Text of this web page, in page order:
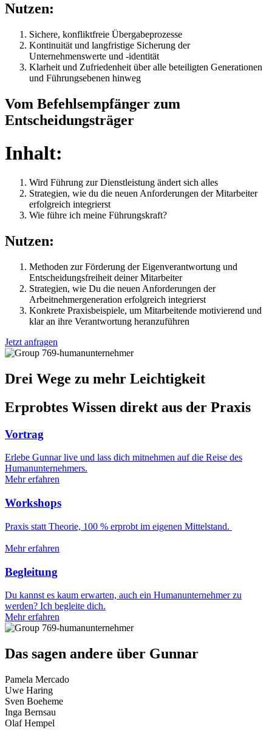
Nutzen:
Sichere, konfliktfreie Übergabeprozesse
Kontinuität und langfristige Sicherung der
Unternehmenswerte und -identität
Klarheit und Zufriedenheit über alle beteiligten Generationen
und Führungsebenen hinweg
Vom Befehlsempfänger zum
Entscheidungsträger
Inhalt:
Wird Führung zur Dienstleistung ändert sich alles
Strategien, wie du die neuen Anforderungen der Mitarbeiter
erfolgreich integrierst
Wie führe ich meine Führungskraft?
Nutzen:
Methoden zur Förderung der Eigenverantwortung und
Entscheidungsfreiheit deiner Mitarbeiter
Strategien, wie Du die neuen Anforderungen der
Arbeitnehmergeneration erfolgreich integrierst
Konkrete Praxisbeispiele, um Mitarbeitende motivierend und
klar an ihre Verantwortung heranzuführen
Jetzt anfragen
Drei Wege zu mehr Leichtigkeit
Erprobtes Wissen direkt aus der Praxis
Vortrag
Erlebe Gunnar live und lass dich mitnehmen auf die Reise des
Humanunternehmers.
Mehr erfahren
Workshops
Praxis statt Theorie, 100 % erprobt im eigenen Mittelstand.
Mehr erfahren
Begleitung
Du kannst es kaum erwarten, auch ein Humanunternehmer zu
werden? Ich begleite dich.
Mehr erfahren
Das sagen andere über Gunnar
Pamela Mercado
Uwe Haring
Sven Boeheme
Inga Bernsau
Olaf Hempel